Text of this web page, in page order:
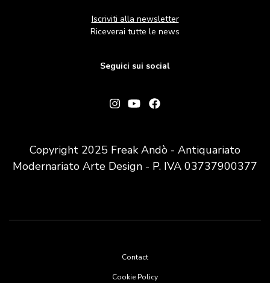
Iscriviti alla newsletter
Riceverai tutte le news
Seguici sui social
Copyright 2025 Freak Andò - Antiquariato
Modernariato Arte Design - P. IVA 03737900377
Contact
Cookie Policy